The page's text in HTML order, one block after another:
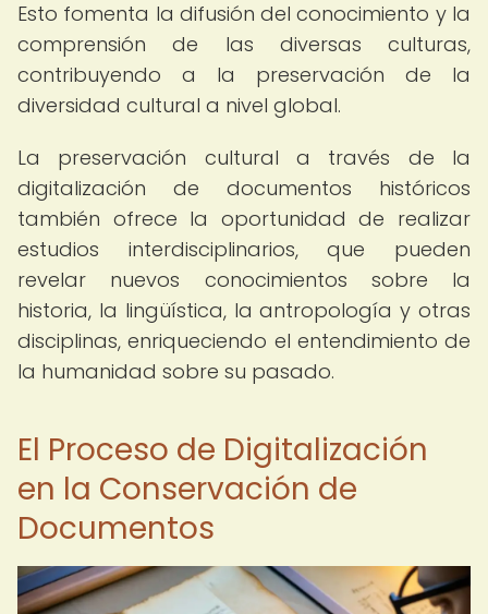
Esto fomenta la difusión del conocimiento y la
comprensión de las diversas culturas,
contribuyendo a la preservación de la
diversidad cultural a nivel global.
La preservación cultural a través de la
digitalización de documentos históricos
también ofrece la oportunidad de realizar
estudios interdisciplinarios, que pueden
revelar nuevos conocimientos sobre la
historia, la lingüística, la antropología y otras
disciplinas, enriqueciendo el entendimiento de
la humanidad sobre su pasado.
El Proceso de Digitalización
en la Conservación de
Documentos